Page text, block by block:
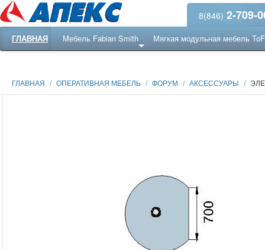
8(846) 2-709-
ГЛАВНАЯ Мебель Fabian Smith Мягкая модульная мебель
ГЛАВНАЯ / ОПЕРАТИВНАЯ МЕБЕЛЬ / ФОРУМ / АКСЕССУАРЫ /